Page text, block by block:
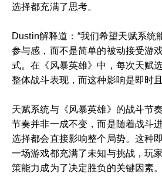
选择都充满了思考。
Dustin解释道：“我们希望天赋系统
参与感，而不是简单的被动接受游
式。在《风暴英雄》中，每次天赋
整体战斗表现，而这种影响是即时
天赋系统与《风暴英雄》的战斗节
节奏并非一成不变，而是随着战斗
选择都会直接影响整个局势。这种
一场游戏都充满了未知与挑战，玩
策能力成为了决定胜负的关键因素。